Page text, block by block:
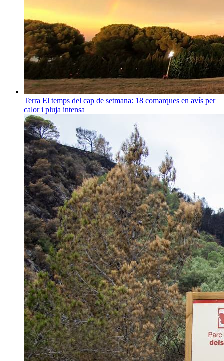
Terra El temps del cap de setmana: 18 comarques en avís per
calor i pluja intensa